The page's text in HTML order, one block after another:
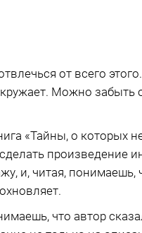
от всего
Можно забыть
«Тайны, о которых
произведение
и, читая, понимаешь,
что автор